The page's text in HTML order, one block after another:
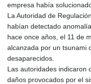
empresa había
La Autoridad de
habían detectado
hace once años, el 11 de
alcanzada por un tsunami
desaparecidos.
Las autoridades indicaron
daños provocados por el